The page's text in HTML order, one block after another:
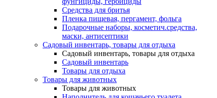
Средства для бритья
Пленка пищевая, пергамент, фольга
Подарочные наборы, косметич.средства,
маски, антисептики
Садовый инвентарь, товары для отдыха
Садовый инвентарь, товары для отдыха
Садовый инвентарь
Товары для отдыха
Товары для животных
Товары для животных